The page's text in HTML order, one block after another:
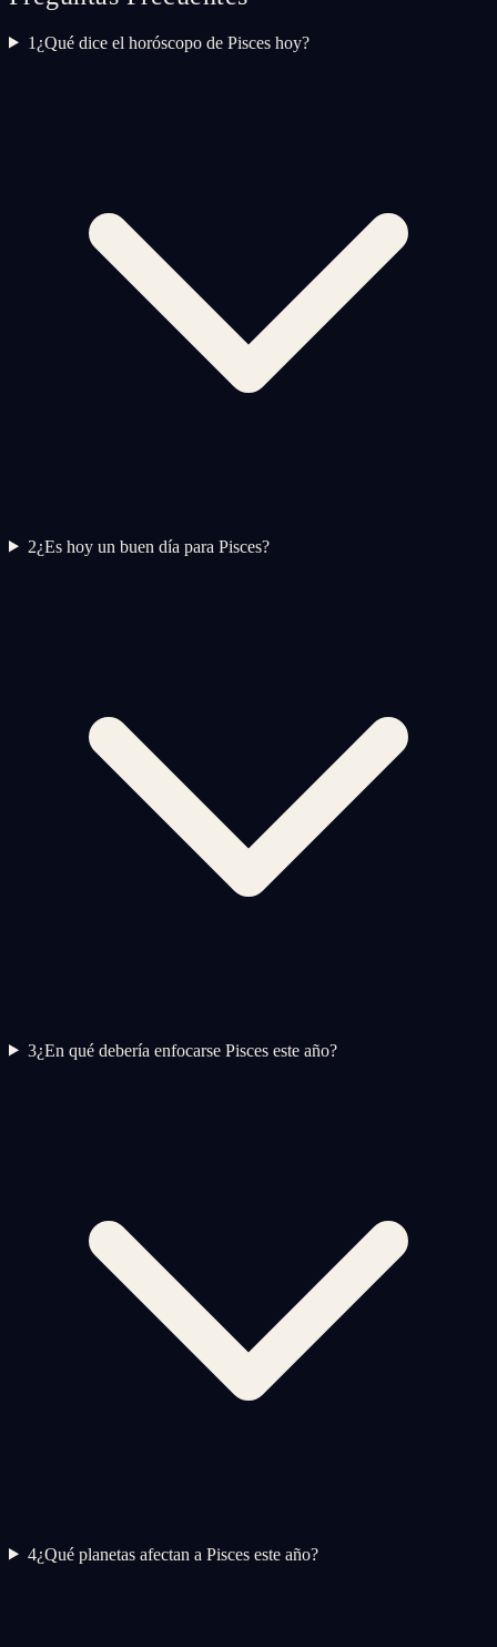
1 ¿Qué dice el horóscopo de Pisces hoy?
2¿Es hoy un buen día para Pisces?
3¿En qué debería enfocarse Pisces este año?
4¿Qué planetas afectan a Pisces este año?